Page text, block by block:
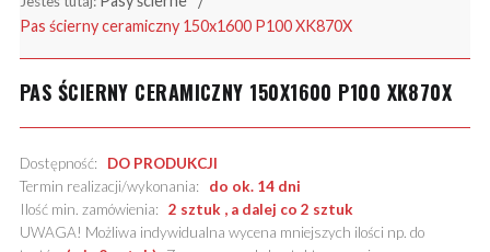
Pas ścierny ceramiczny 150x1600 P100 XK870X
PAS ŚCIERNY CERAMICZNY 150X1600 P100 XK870X
Dostępność: DO PRODUKCJI
Termin realizacji/wykonania: do ok. 14 dni
Ilość min. zamówienia: 2 sztuk , a dalej co 2 sztuk
UWAGA! Możliwa indywidualna wycena mniejszych ilości np. do